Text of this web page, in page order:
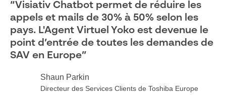
“Visiativ Chatbot permet de réduire les
appels et mails de 30% à 50% selon les
pays. L'Agent Virtuel Yoko est devenue le
point d’entrée de toutes les demandes de
SAV en Europe”
Shaun Parkin
Directeur des Services Clients de Toshiba Europe